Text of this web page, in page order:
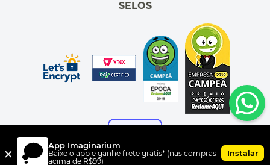
SELOS
× App Imaginarium
Baixe o app e ganhe frete grátis* (nas compras
acima de R$99)
Instalar